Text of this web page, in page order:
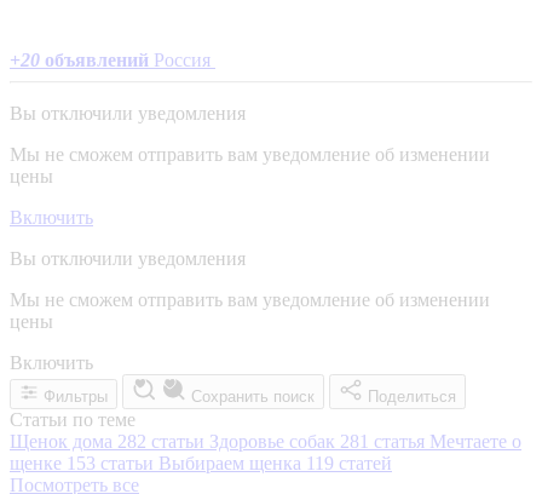
+20 объявлений Россия
Вы отключили уведомления
Мы не сможем отправить вам уведомление об изменении
цены
Включить
Вы отключили уведомления
Мы не сможем отправить вам уведомление об изменении
цены
Включить
Фильтры Сохранить поиск Поделиться
Статьи по теме
Щенок дома 282 статьи Здоровье собак 281 статья Мечтаете о
щенке 153 статьи Выбираем щенка 119 статей
Посмотреть все